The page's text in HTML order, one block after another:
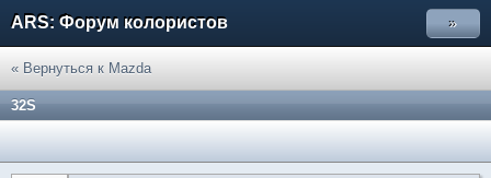
ARS: Форум колористов »
« Вернуться к Mazda
32S